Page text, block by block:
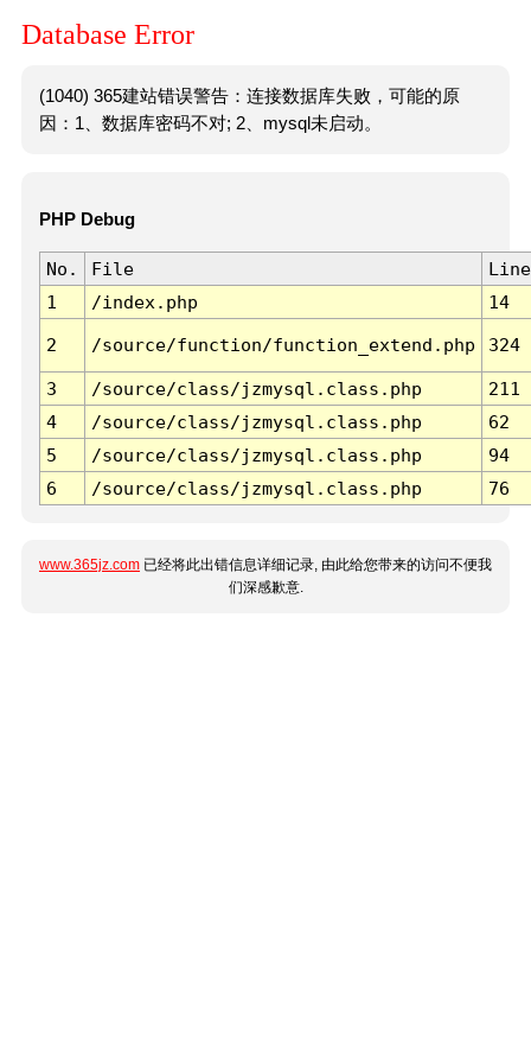
Database Error
(1040) 365建站错误警告：连接数据库失败，可能的原
因：1、数据库密码不对; 2、mysql未启动。
PHP Debug
No. File
Line
1
/index.php 14
2 /source/function/function_extend.php 324
3 /source/class/jzmysql.class.php
211
4
/source/class/jzmysql.class.php
62
5
/source/class/jzmysql.class.php
94
6
/source/class/jzmysql.class.php 76
www.365jz.com 已经将此出错信息详细记录, 由此给您带来的访问不便我
们深感歉意.